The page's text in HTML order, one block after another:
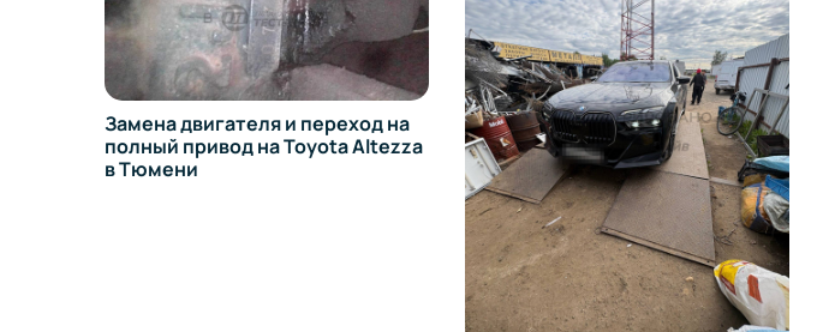
Замена двигателя и переход на
полный привод на Toyota Altezza
в Тюмени